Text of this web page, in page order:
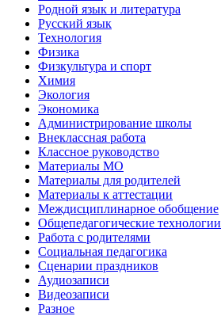
Родной язык и литература
Русский язык
Технология
Физика
Физкультура и спорт
Химия
Экология
Экономика
Администрирование школы
Внеклассная работа
Классное руководство
Материалы МО
Материалы для родителей
Материалы к аттестации
Междисциплинарное обобщение
Общепедагогические технологии
Работа с родителями
Социальная педагогика
Сценарии праздников
Аудиозаписи
Видеозаписи
Разное